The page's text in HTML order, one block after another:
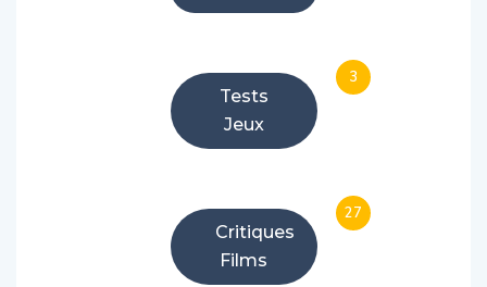
Tests
Jeux
3
Critiques
Films
27